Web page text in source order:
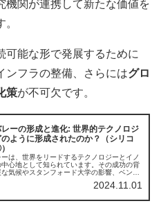
機関が連携して新たな価値を
可能な形で発展するために
ンフラの整備、さらにはグロ
策が不可欠です。
ーの形成と進化: 世界的テクノロジ
ように形成されたのか？（シリコ
は、世界をリードするテクノロジーとイノ
心地として知られています。その成功の背
気候やスタンフォード大学の影響、ベンチ
あります。本記事で...
2024.11.01